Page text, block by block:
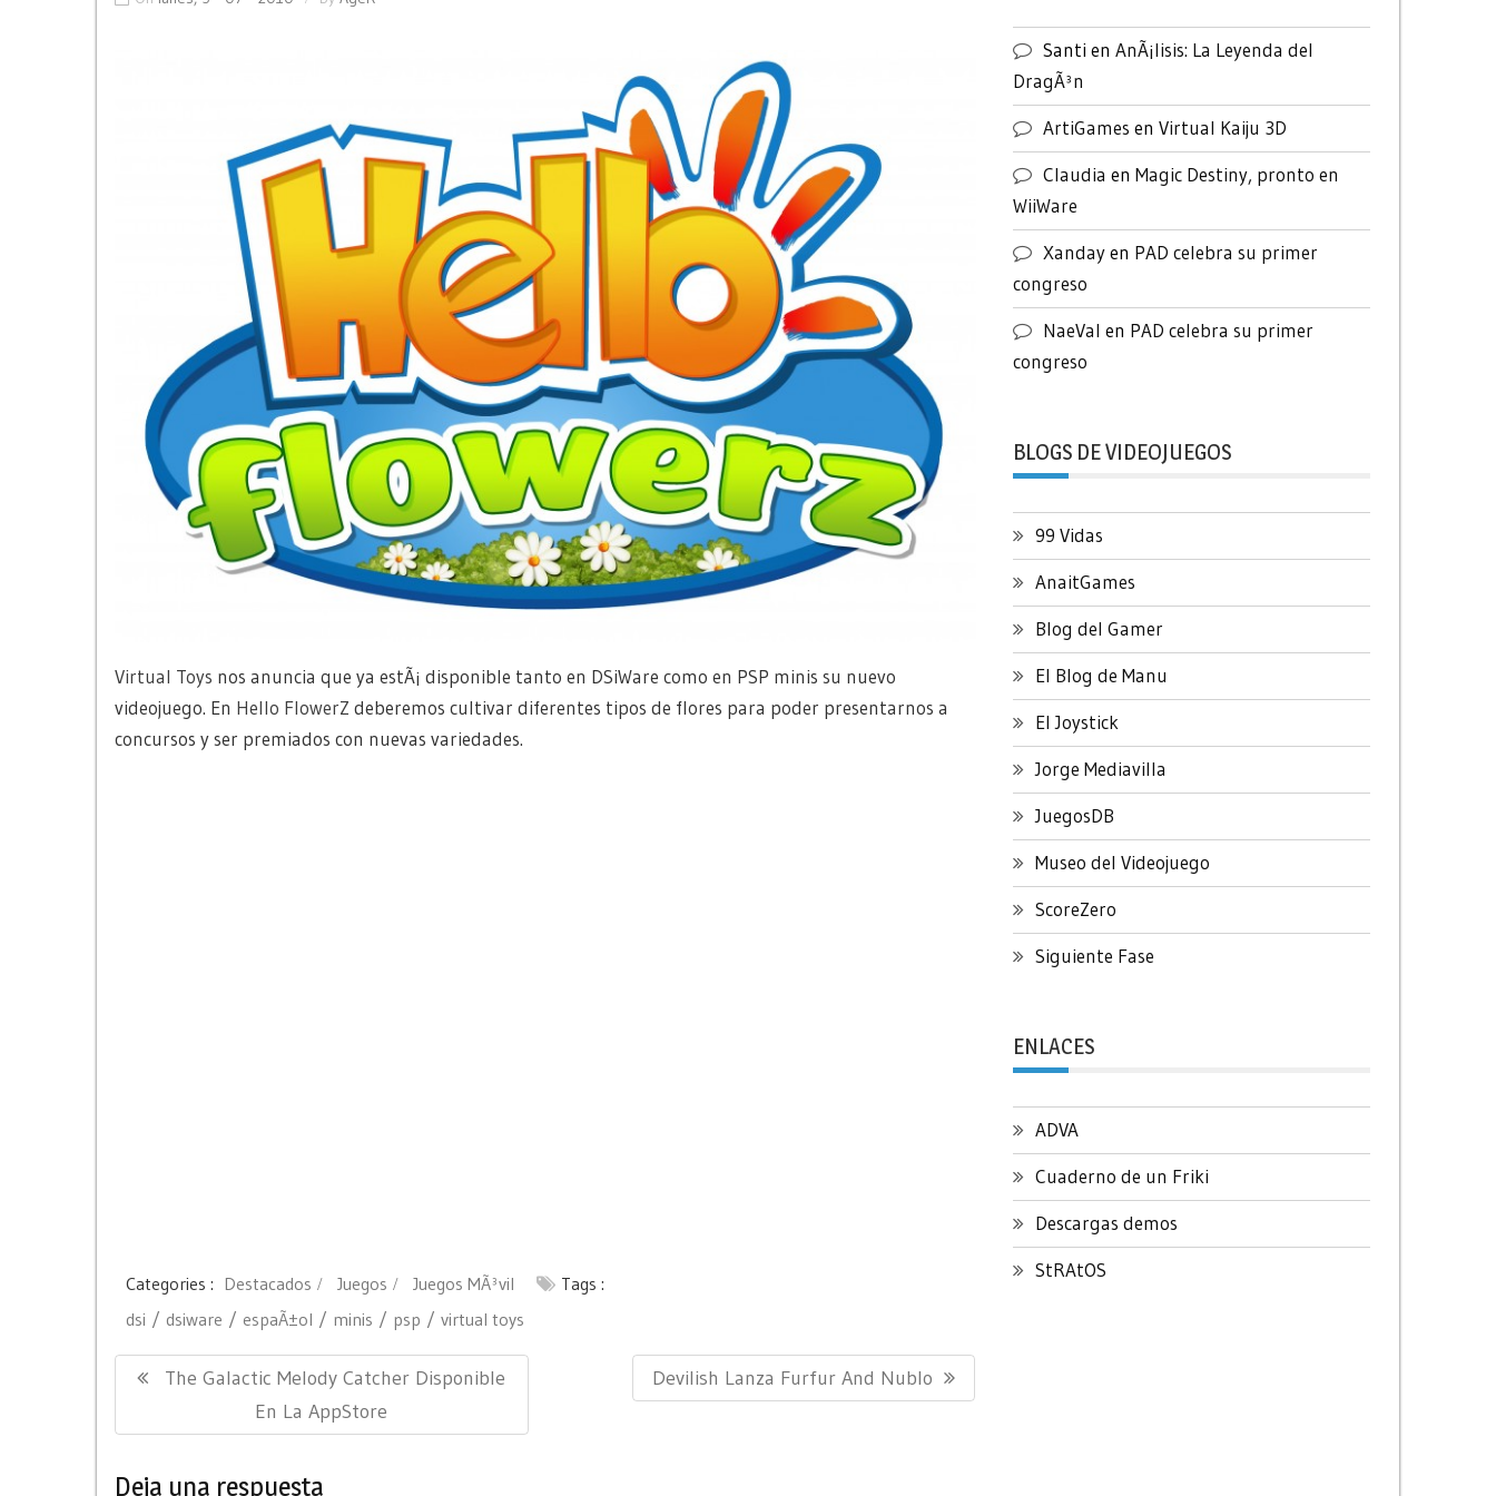
Virtual Toys nos anuncia que ya estÃ¡ disponible tanto en DSiWare como en PSP minis su nuevo
videojuego. En Hello FlowerZ deberemos cultivar diferentes tipos de flores para poder presentarnos a
concursos y ser premiados con nuevas variedades.
Categories : Destacados Juegos Juegos MÃ³vil
Tags :
dsi
dsiware espaÃ±ol minis psp virtual toys
Navegación
de
entradas
Previous
The Galactic Melody Catcher Disponible
En La AppStore
Next
Devilish Lanza Furfur And Nublo
Deja una respuesta
Santi en AnÃ¡lisis: La Leyenda del
DragÃ³n
ArtiGames en Virtual Kaiju 3D
Claudia en Magic Destiny, pronto en
WiiWare
Xandayen PAD celebra su primer
congreso
NaeVal en PAD celebra su primer
congreso
BLOGS DE VIDEOJUEGOS
99 Vidas
AnaitGames
Blog del Gamer
El Blog de Manu
El Joystick
Jorge Mediavilla
JuegosDB
Museo del Videojuego
ScoreZero
Siguiente Fase
ENLACES
ADVA
Cuaderno de un Friki
Descargas demos
StRAtOS